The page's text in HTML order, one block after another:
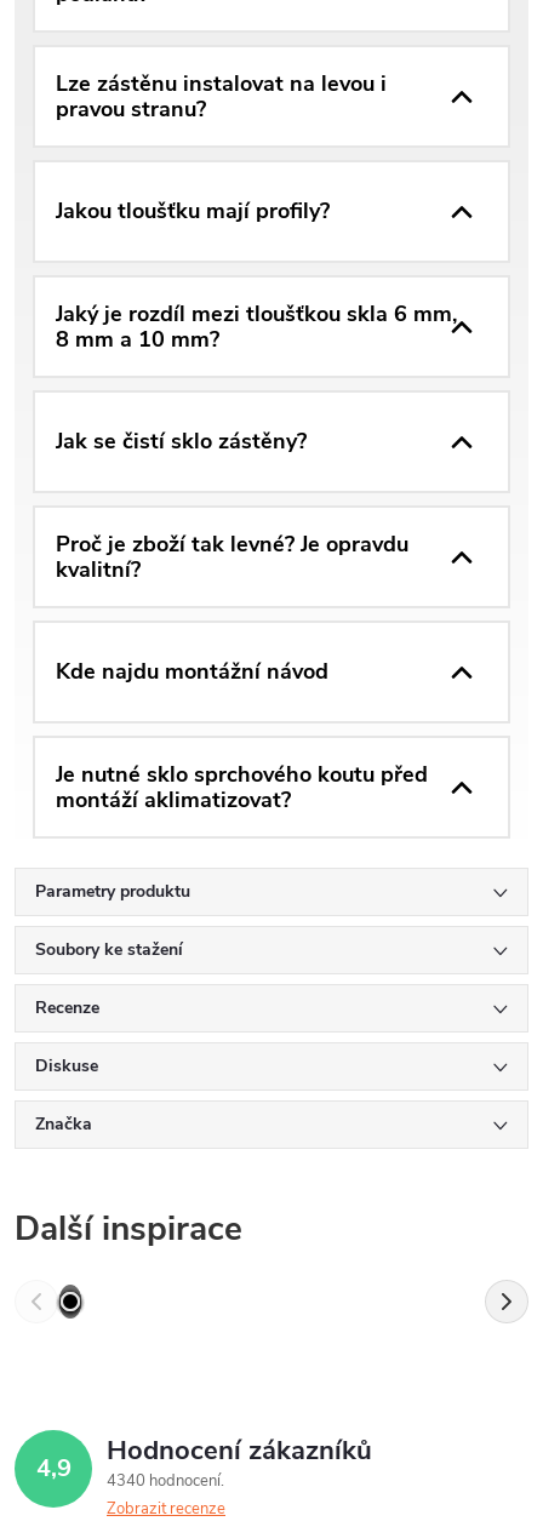
Lze zástěnu instalovat na levou i
pravou stranu?
Jakou tloušťku mají profily?
Jaký je rozdíl mezi tloušťkou skla 6 mm,
8 mm a 10 mm?
Jak se čistí sklo zástěny?
Proč je zboží tak levné? Je opravdu
kvalitní?
Kde najdu montážní návod
Je nutné sklo sprchového koutu před
montáží aklimatizovat?
Parametry produktu
Soubory ke stažení
Recenze
Diskuse
Značka
Další inspirace
4,9 Hodnocení zákazníků
4340 hodnocení
Zobrazit recenze